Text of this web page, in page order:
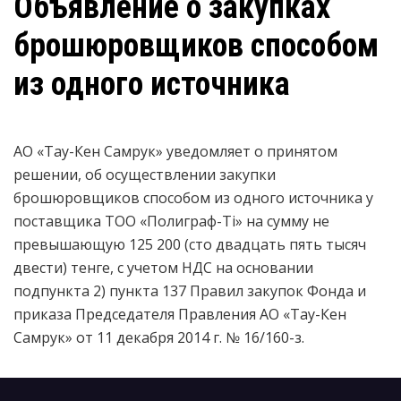
брошюровщиков способом
из одного источника
АО «Тау-Кен Самрук» уведомляет о принятом
решении, об осуществлении закупки
брошюровщиков способом из одного источника у
поставщика ТОО «Полиграф-Ti» на сумму не
превышающую 125 200 (сто двадцать пять тысяч
двести) тенге, с учетом НДС на основании
подпункта 2) пункта 137 Правил закупок Фонда и
приказа Председателя Правления АО «Тау-Кен
Самрук» от 11 декабря 2014 г. № 16/160-з.